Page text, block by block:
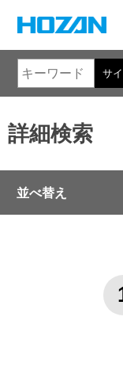
サ
詳細検索
並べ替え